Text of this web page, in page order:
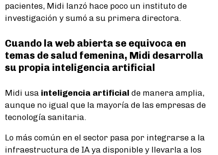
pacientes, Midi lanzó hace poco un instituto de
investigación y sumó a su primera directora.
Cuando la web abierta se equivoca en
temas de salud femenina, Midi desarrolla
su propia inteligencia artificial
Midi usa inteligencia artificial de manera amplia,
aunque no igual que la mayoría de las empresas de
tecnología sanitaria.
Lo más común en el sector pasa por integrarse a la
infraestructura de IA ya disponible y llevarla a los